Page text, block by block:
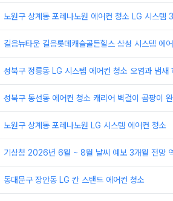
노원구 상계동 포레나노원 에어컨 청소 LG 시스템
길음뉴타운 길음롯데캐슬골든힐스 삼성 시스템 에
성북구 정릉동 LG 시스템 에어컨 청소 오염과 냄새
성북구 동선동 에어컨 청소 캐리어 벽걸이 곰팡이
노원구 상계동 포레나노원 LG 시스템 에어컨 청소
기상청 2026년 6월 ~ 8월 날씨 예보 3개월 전망
동대문구 장안동 LG 칸 스탠드 에어컨 청소